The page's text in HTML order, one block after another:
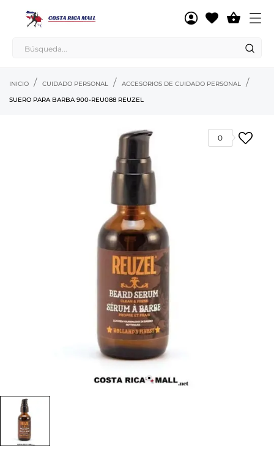

INICIO CUIDADO PERSONAL
ACCESORIOS DE CUIDADO PERSONAL
SUERO PARA BARBA 900-REU088 REUZEL
0